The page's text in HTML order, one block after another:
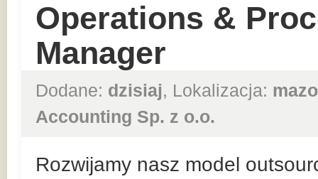
Operations &
Manager
Dodane: dzisiaj, Lokalizacja:
Accounting Sp. z o.o.
Rozwijamy nasz model